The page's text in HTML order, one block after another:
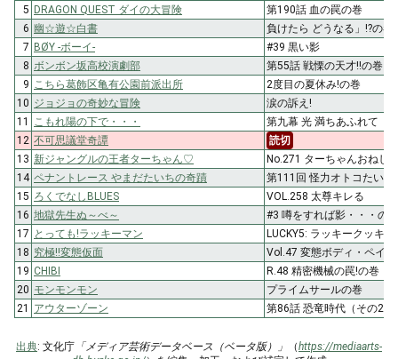
5 DRAGON QUEST ダイの大冒険
第190話 血の罠の巻
6 幽☆遊☆白書
負けたら どうなる」!?の巻
7 BØY -ボーイ-
#39 黒い影
8 ボンボン坂高校演劇部
第55話 戦慄の天才!!の巻
9
こちら葛飾区亀有公園前派出所
2度目の夏休み!の巻
10 ジョジョの奇妙な冒険
涙の訴え!
11
こもれ陽の下で・・・
第九幕 光 満ちあふれて
12 不可思議堂奇譚
読切
13 新ジャングルの王者ターちゃん♡
No.271 ターちゃんおねし
14 ペナントレース やまだたいちの奇蹟
第111回 怪力オトコたいち
15 ろくでなしBLUES
VOL.258 太尊キレる
16 地獄先生ぬ～べ～
#3 噂をすれば影・・・の巻
17 とっても!ラッキーマン
LUCKY5: ラッキークッキ
18 究極!!変態仮面
Vol.47 変態ボディ・ペイ
19 CHIBI
R.48 精密機械の罠!の巻
20 モンモンモン
プライムサールの巻
21
アウターゾーン 第86話 恐竜時代（その2）
出典: 文化庁 「メディア芸術データベース（ベータ版）」 （https://mediaarts-